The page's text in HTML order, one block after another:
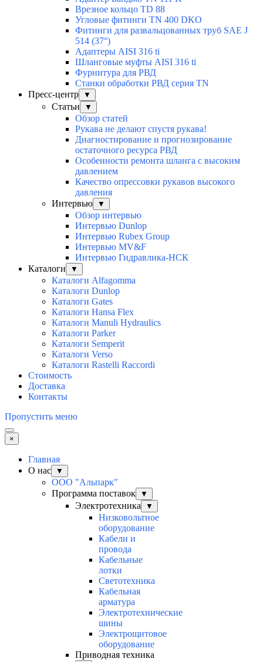
Врезное кольцо TD 88
Угловые фитинги TN 400 DKO
Фитинги для развальцованных труб SAE J
514 (37°)
Адаптеры AISI 316 ti
Шланговые муфты AISI 316 ti
Фурнитура для РВД
Станки обработки РВД серия TN
Пресс-центр
▼
Статьи ▼
Обзор статей
Рукава не делают спустя рукава!
Диагностирование и прогнозирование
остаточного ресурса РВД
Особенности ремонта шланга с высоким
давлением
Качество опрессовки рукавов высокого
давления
Интервью
▼
Обзор интервью
Интервью Dunlop
Интервью Rubex Group
Интервью MV&F
Интервью Гидравлика-НСК
Каталоги
▼
Каталоги Alfagomma
Каталоги Dunlop
Каталоги Gates
Каталоги Hansa Flex
Каталоги Manuli Hydraulics
Каталоги Parker
Каталоги Semperit
Каталоги Verso
Каталоги Rastelli Raccordi
Стоимость
Доставка
Контакты
Пропустить меню
×
Главная
О нас
▼
ООО "Альпарк"
Программа поставок
▼
Электротехника ▼
Низковольтное
оборудование
Кабели и
провода
Кабельные
лотки
Светотехника
Кабельная
арматура
Электротехнические
шины
Электрощитовое
оборудование
Приводная техника